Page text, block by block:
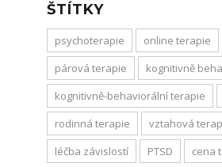
ŠTÍTKY
psychoterapie online terapie
párová terapie
kognitivně
kognitivně-behaviorální terapie
rodinná terapie
vztahová
léčba závislostí
PTSD cena